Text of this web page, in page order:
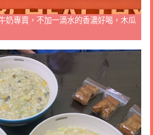
奶專賣，不加一滴水的香濃好喝，木瓜